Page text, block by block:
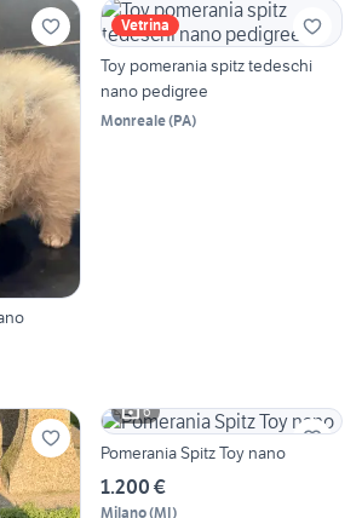
Vetrina
Toy pomerania spitz tedeschi
nano pedigree
Monreale(PA)
6
Pomerania Spitz Toy nano
1.200 €
Milano(MI)